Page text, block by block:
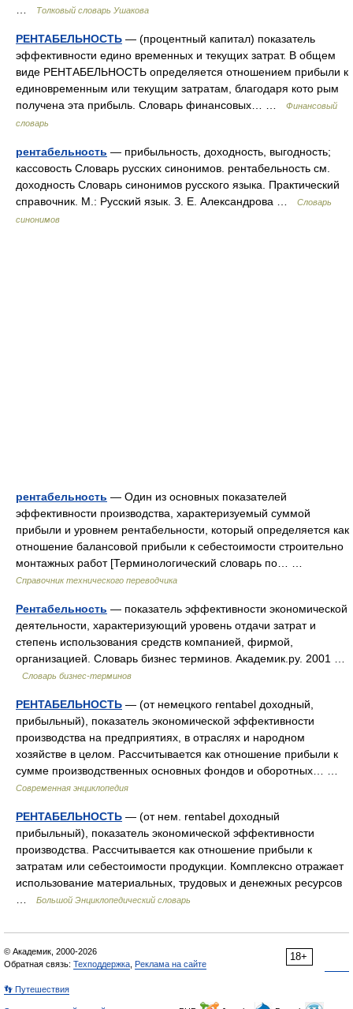
Толковый словарь Ушакова
РЕНТАБЕЛЬНОСТЬ — (процентный капитал) показатель
эффективности едино временных и текущих затрат. В общем
виде РЕНТАБЕЛЬНОСТЬ определяется отношением прибыли к
единовременным или текущим затратам, благодаря кото рым
получена эта прибыль. Словарь финансовых… …
Финансовый
словарь
рентабельность — прибыльность, доходность, выгодность;
кассовость Словарь русских синонимов. рентабельность см.
доходность Словарь синонимов русского языка. Практический
справочник. М.: Русский язык. З. Е. Александрова …
Словарь
синонимов
рентабельность — Один из основных показателей
эффективности производства, характеризуемый суммой
прибыли и уровнем рентабельности, который определяется как
отношение балансовой прибыли к себестоимости строительно
монтажных работ [Терминологический словарь по… …
Справочник технического переводчика
Рентабельность — показатель эффективности экономической
деятельности, характеризующий уровень отдачи затрат и
степень использования средств компанией, фирмой,
организацией. Словарь бизнес терминов. Академик.ру. 2001 …
Словарь бизнес-терминов
РЕНТАБЕЛЬНОСТЬ — (от немецкого rentabel доходный,
прибыльный), показатель экономической эффективности
производства на предприятиях, в отраслях и народном
хозяйстве в целом. Рассчитывается как отношение прибыли к
сумме производственных основных фондов и оборотных… …
Современная энциклопедия
РЕНТАБЕЛЬНОСТЬ — (от нем. rentabel доходный
прибыльный), показатель экономической эффективности
производства. Рассчитывается как отношение прибыли к
затратам или себестоимости продукции. Комплексно отражает
использование материальных, трудовых и денежных ресурсов
Большой Энциклопедический словарь
18+
© Академик, 2000-2026
Обратная связь: Техподдержка Реклама на сайте
👣 Путешествия